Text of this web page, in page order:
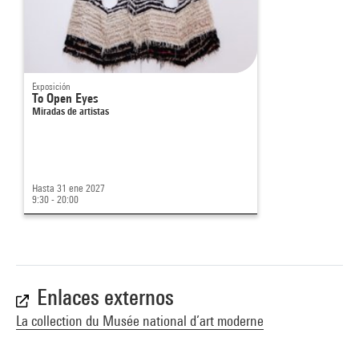
Exposición
To Open Eyes
Miradas de artistas
Hasta 31 ene 2027
9:30 - 20:00
Enlaces externos
La collection du Musée national d’art moderne